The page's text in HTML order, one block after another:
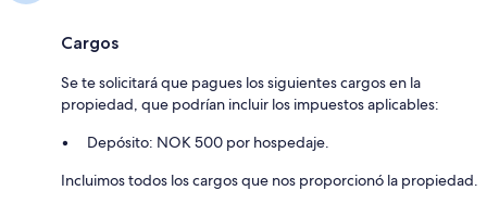
Cargos
Se te solicitará que pagues los siguientes cargos en la
propiedad, que podrían incluir los impuestos aplicables:
Depósito: NOK 500 por hospedaje.
Incluimos todos los cargos que nos proporcionó la propiedad.